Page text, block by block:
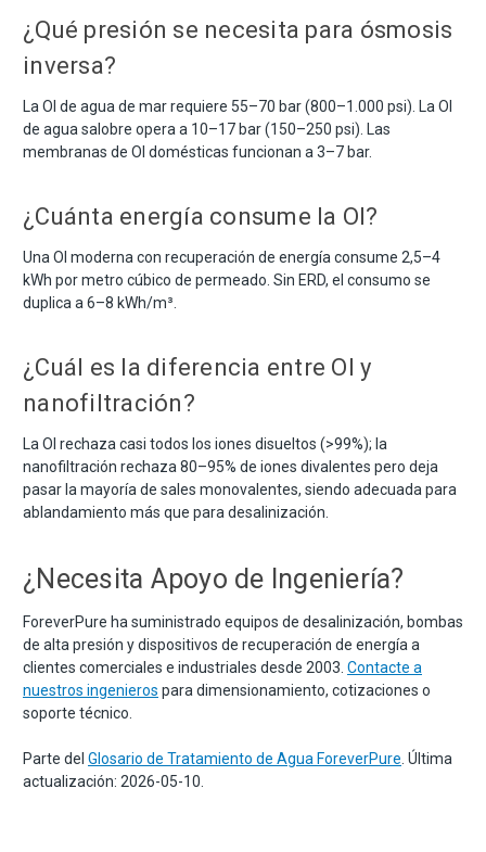
¿Qué presión se necesita para ósmosis
inversa?
La OI de agua de mar requiere 55–70 bar (800–1.000 psi). La OI
de agua salobre opera a 10–17 bar (150–250 psi). Las
membranas de OI domésticas funcionan a 3–7 bar.
¿Cuánta energía consume la OI?
Una OI moderna con recuperación de energía consume 2,5–4
kWh por metro cúbico de permeado. Sin ERD, el consumo se
duplica a 6–8 kWh/m³.
¿Cuál es la diferencia entre OI y
nanofiltración?
La OI rechaza casi todos los iones disueltos (>99%); la
nanofiltración rechaza 80–95% de iones divalentes pero deja
pasar la mayoría de sales monovalentes, siendo adecuada para
ablandamiento más que para desalinización.
¿Necesita Apoyo de Ingeniería?
ForeverPure ha suministrado equipos de desalinización, bombas
de alta presión y dispositivos de recuperación de energía a
clientes comerciales e industriales desde 2003. Contacte a
nuestros ingenieros para dimensionamiento, cotizaciones o
soporte técnico.
Parte del Glosario de Tratamiento de Agua ForeverPure . Última
actualización: 2026-05-10.